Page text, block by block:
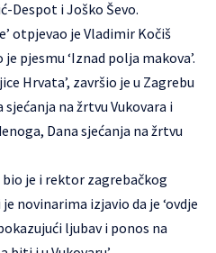
Despot i Joško Ševo.
otpjevao je Vladimir Kočiš
pjesmu ‘Iznad polja makova’.
Hrvata’, završio je u Zagrebu
na žrtvu Vukovara i
Dana sjećanja na žrtvu
je i rektor zagrebačkog
novinarima izjavio da je ‘ovdje
ljubav i ponos na